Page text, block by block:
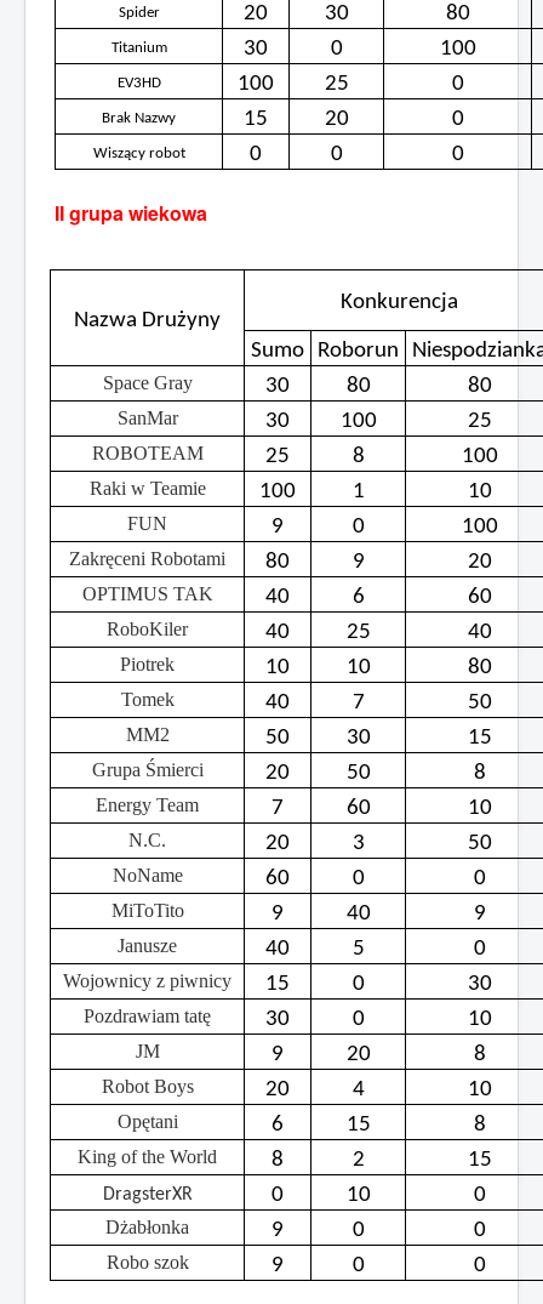
Spider 20 30 80
Titanium 30 0 100
EV3HD 100 25 0
Brak Nazwy 15 20 0
Wiszący robot 0 0 0
II grupa wiekowa
Nazwa Drużyny
Konkurencja
Sumo Roborun
Space Gray 30 80 80
SanMar 30 100 25
ROBOTEAM 25 8 100
Raki w Teamie 100 1 10
FUN 9 0 100
Zakręceni Robotami 80 9 20
OPTIMUS TAK 40 6 60
RoboKiler 40 25 40
Piotrek 10 10 80
Tomek 40 7 50
MM2 50 30 15
Grupa Śmierci 20 50 8
Energy Team 7 60 10
N.C. 20 3 50
NoName 60 0 0
MiToTito 9 40 9
Janusze 40 5 0
Wojownicy z piwnicy 15 0 30
Pozdrawiam tatę 30 0 10
JM 9 20 8
Robot Boys 20 4 10
Opętani 6 15 8
King of the World 8 2 15
DragsterXR 0 10 0
Dżabłonka 9 0 0
Robo szok 9 0 0